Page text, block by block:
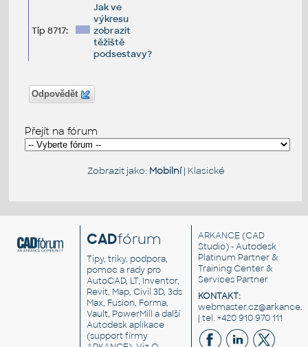
Tip 8717:
Jak ve
výkresu
zobrazit
těžiště
podsestavy?
Odpovědět
Přejít na fórum
Zobrazit jako: Mobilní| Klasické
CADfórum
Tipy, triky, podpora,
pomoc a rady pro
AutoCAD, LT, Inventor,
Revit, Map, Civil 3D, 3ds
Max, Fusion, Forma,
Vault, PowerMill a další
Autodesk aplikace
(support firmy
ARKANCE (CAD
Studio) - Autodesk
Platinum Partner &
Training Center &
Services Partner
KONTAKT:
| tel. +420 910 970 111